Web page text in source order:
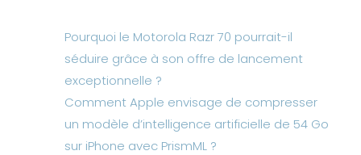
Pourquoi le Motorola Razr 70 pourrait-il
séduire grâce à son offre de lancement
exceptionnelle ?
Comment Apple envisage de compresser
un modèle d’intelligence artificielle de 54 Go
sur iPhone avec PrismML ?